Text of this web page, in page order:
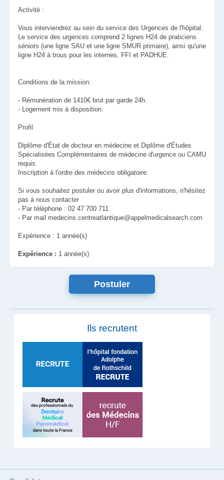
Activité :
Vous interviendrez au sein du service des Urgences de l'hôpital.
Le service des urgences comprend 2 lignes H24 de praticiens
séniors (une ligne SAU et une ligne SMUR primaire), ainsi qu'une
ligne H24 à trous pour les internes, FFI et PADHUE.
Conditions de la mission:
- Rémunération de 1410€ brut par garde 24h.
- Logement mis à disposition.
Profil
Diplôme d'État de docteur en médecine et Diplôme d'Études
Spécialisées Complémentaires de médecine d'urgence ou CAMU
requis.
Inscription à l'ordre des médecins obligatoire.
Si vous souhaitez postuler ou avoir plus d'informations, n'hésitez
pas à nous contacter
- Par téléphone : 02 47 700 711
- Par mail medecins.centreatlantique@appelmedicalsearch.com
Expérience : 1 année(s)
Expérience : 1 année(s)
Ils recrutent